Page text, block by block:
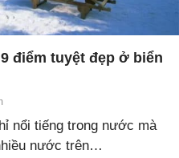
điểm tuyệt đẹp ở biển
nổi tiếng trong nước mà
nước trên…